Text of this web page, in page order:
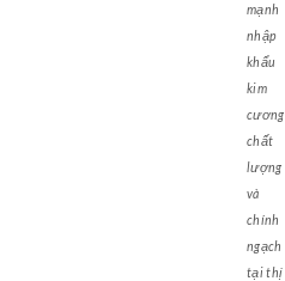
mạnh
nhập
khẩu
kim
cương
chất
lượng
và
chính
ngạch
tại thị